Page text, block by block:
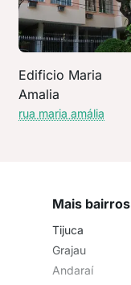
Edificio Maria
Amalia
rua maria amália
Mais bairros
Tijuca
Grajau
Andaraí